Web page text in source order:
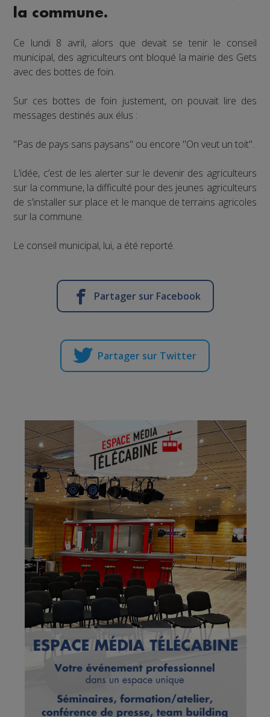
la commune.
Ce lundi 8 avril, alors que devait se tenir le conseil
municipal, des agriculteurs ont bloqué la mairie des Gets
avec des bottes de foin.
Sur ces bottes de foin justement, on pouvait lire des
messages destinés aux élus :
"Pas de pays sans paysans" ou encore "On veut un toit".
L’idée, c’est de les alerter sur le devenir des agriculteurs
sur la commune, la difficulté pour des jeunes agriculteurs
de s’installer sur place et le manque de terrains agricoles
sur la commune.
Le conseil municipal, lui, a été reporté.
Partager sur Facebook
Partager sur Twitter